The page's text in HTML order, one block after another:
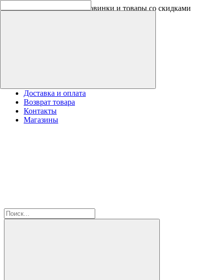
Оплачивайте бонусами новинки и товары со скидками
Доставка и оплата
Возврат товара
Контакты
Магазины